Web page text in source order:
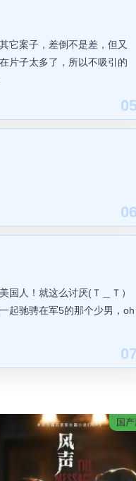
它案子，差倒不是差，但又
片子太多了，所以不吸引的
国人！就这么讨厌(Ｔ＿Ｔ）
起驰骋在军5的那个少男，oh
国